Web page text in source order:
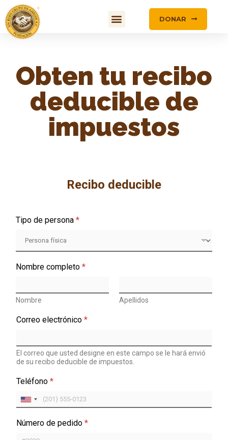
DONAR
Obten tu recibo
deducible de
impuestos
Recibo deducible
Tipo de persona *
Nombre completo *
Nombre Apellidos
Correo electrónico *
El correo que usted designe en este campo se le hará envió
de su recibo deducible de impuestos.
Teléfono *
U
Número de pedido *